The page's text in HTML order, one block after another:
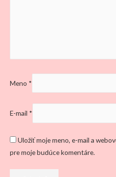
Meno *
E-mail *
Uložiť moje meno, e-mail a
pre moje budúce komentáre.